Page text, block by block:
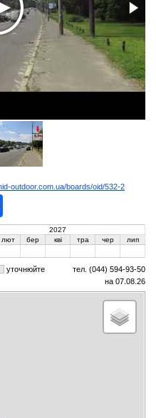
outdoor.com.ua/boards/oid/532-2
2027
лют бер кві тра чер
лип
уточнюйте
тел. (044) 594-93-50
на 07.08.26